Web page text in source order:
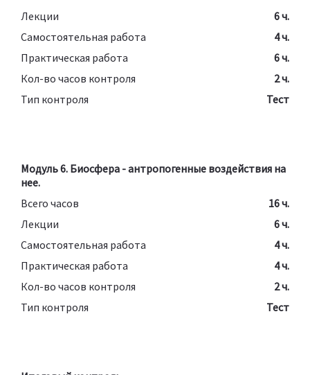
Лекции
6 ч.
Самостоятельная работа
4 ч.
Практическая работа
6 ч.
Кол-во часов контроля
2 ч.
Тип контроля
Тест
Модуль 6. Биосфера - антропогенные воздействия на
нее.
Всего часов
16 ч.
Лекции
6 ч.
Самостоятельная работа
4 ч.
Практическая работа
4 ч.
Кол-во часов контроля
2 ч.
Тип контроля
Тест